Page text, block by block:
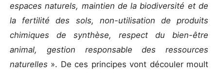
espaces naturels, maintien de la biodiversité et de
la fertilité des sols, non-utilisation de produits
chimiques de synthèse, respect du bien-être
animal, gestion responsable des ressources
naturelles ». De ces principes vont découler moult